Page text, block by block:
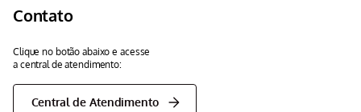
Contato
Clique no botão abaixo e acesse
a central de atendimento:
Central de Atendimento